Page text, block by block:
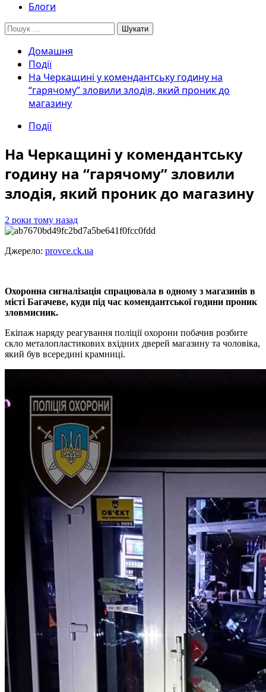
Блоги
Пошук:
Домашня
Події
На Черкащині у комендантську годину на
“гарячому” зловили злодія, який проник до
магазину
Події
На Черкащині у комендантську
годину на “гарячому” зловили
злодія, який проник до магазину
2 роки тому назад
Джерело: provce.ck.ua
Охоронна сигналізація спрацювала в одному з магазинів в
місті Багачеве, куди під час комендантської години проник
зловмисник.
Екіпаж наряду реагування поліції охорони побачив розбите
скло металопластикових вхідних дверей магазину та чоловіка,
який був всередині крамниці.